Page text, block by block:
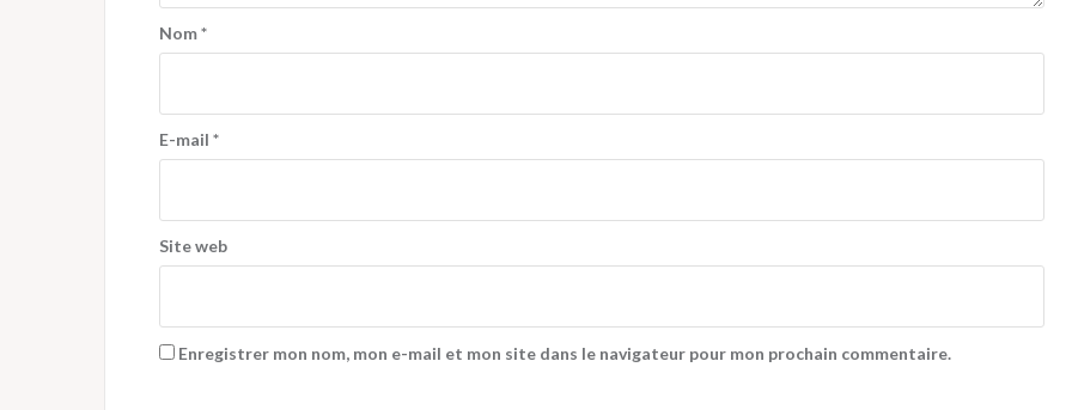
Nom*
E-mail *
Site web
Enregistrer mon nom, mon e-mail et mon site dans le navigateur pour mon prochain commentaire.